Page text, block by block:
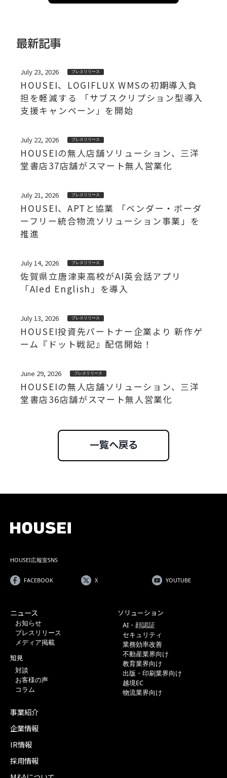
最新記事
July 23, 2026 プレスリリース
HOUSEI、LOGIFLUX WMSの初期導入負
担を軽減する 「サブスクリプション型導入
支援キャンペーン」を開始
July 22, 2026 プレスリリース
HOUSEIの無人店舗ソリューション、三洋
堂書店37店舗がスマート無人営業化
July 21, 2026 プレスリリース
HOUSEI、APTと協業 「ベンダー・ボーダ
ーフリー統合物流ソリューション事業」を
推進
July 14, 2026 プレスリリース
佐賀県立唐津東高校がAI英会話アプリ
「AIed English」を導入
July 13, 2026 プレスリリース
HOUSEI投資先パートナー企業より 新作ゲ
ーム『ドット戦記』配信開始！
June 29, 2026 プレスリリース
HOUSEIの無人店舗ソリューション、三洋
堂書店36店舗がスマート無人営業化
一覧へ戻る
HOUSEI広報室SNS
FACEBOOK X YOUTUBE
ニュース
お知らせ
プレスリリース
メディア掲載
知見
対談
お客様の声
コラム
ソリューション
AI・顔認証
セキュリティ
業務効率改善
不動産業界向け
教育業界向け
出版・印刷業界向け
越境EC
物流業界向け
事業紹介
企業情報
IR情報
採用情報